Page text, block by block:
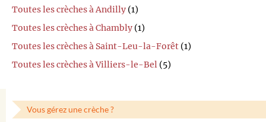
Toutes les crèches à Andilly (1)
Toutes les crèches à Chambly (1)
Toutes les crèches à Saint-Leu-la-Forêt (1)
Toutes les crèches à Villiers-le-Bel (5)
Vous gérez une crèche ?